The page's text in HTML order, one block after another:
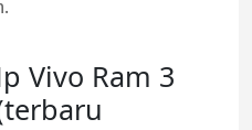
Vivo Ram 3